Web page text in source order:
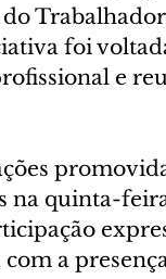
do
foi
e
na quinta-
a